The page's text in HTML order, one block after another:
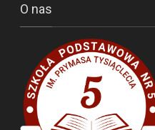
O nas